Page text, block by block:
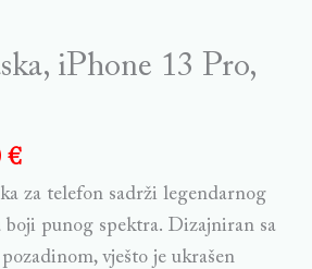
iPhone 13 Pro,
€
za telefon sadrži legendarnog
boji punog spektra. Dizajniran sa
vješto je ukrašen